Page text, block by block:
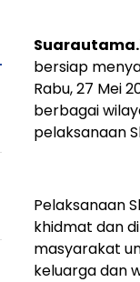
bersiap
Rabu, 27 Mei
berbagai
pelaksanaan
Pelaksanaan
khidmat dan
masyarakat
keluarga dan